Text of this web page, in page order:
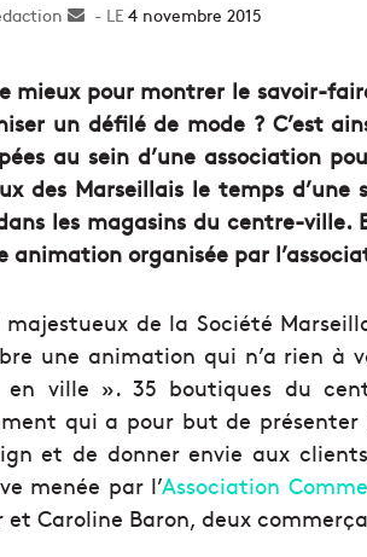
Envoyer4 novembre 2015
mieux pour montrer le savoir-
un défilé de mode ? C’est
au sein d’une association
des Marseillais le temps
les magasins du centre-ville.
animation organisée par
majestueux de la Société
une animation qui n’a rien à
en ville ». 35 boutiques du
qui a pour but de
et de donner envie aux
menée par l’Association
et Caroline Baron, deux